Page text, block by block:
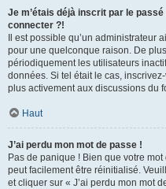
Je m’étais déjà inscrit par le
connecter ?!
Il est possible qu’un administrateur
pour une quelconque raison. De
périodiquement les utilisateurs
données. Si tel était le cas,
plus activement aux discussions du
Haut
J’ai perdu mon mot de passe !
Pas de panique ! Bien que votre
peut facilement être réinitialisé.
et cliquer sur « J’ai perdu mon mot